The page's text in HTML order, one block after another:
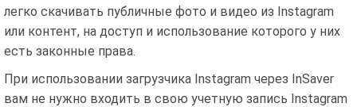
легко скачивать публичные фото и видео из Instagram
или контент, на доступ и использование которого у них
есть законные права.
При использовании загрузчика Instagram через InSaver
вам не нужно входить в свою учетную запись Instagram